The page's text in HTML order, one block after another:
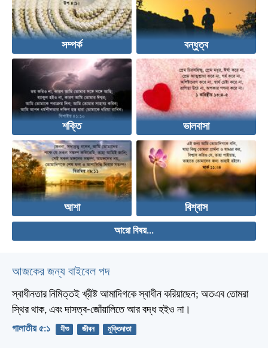
সম্পর্ক বন্ধুত্ব
শক্তি ভালবাসা
আশা বিশ্বাস
আরো বিষয়...
আজকের জন্য বাইবেল পদ
স্বাধীনতার নিমিত্তই খ্রীষ্ট আমাদিগকে স্বাধীন করিয়াছেন; অতএব তোমরা
স্থির থাক, এবং দাসত্ব-জোঁয়ালিতে আর বদ্ধ হইও না।
গালাতীয় ৫:১ যীশু জীবন মুক্তিদাতা